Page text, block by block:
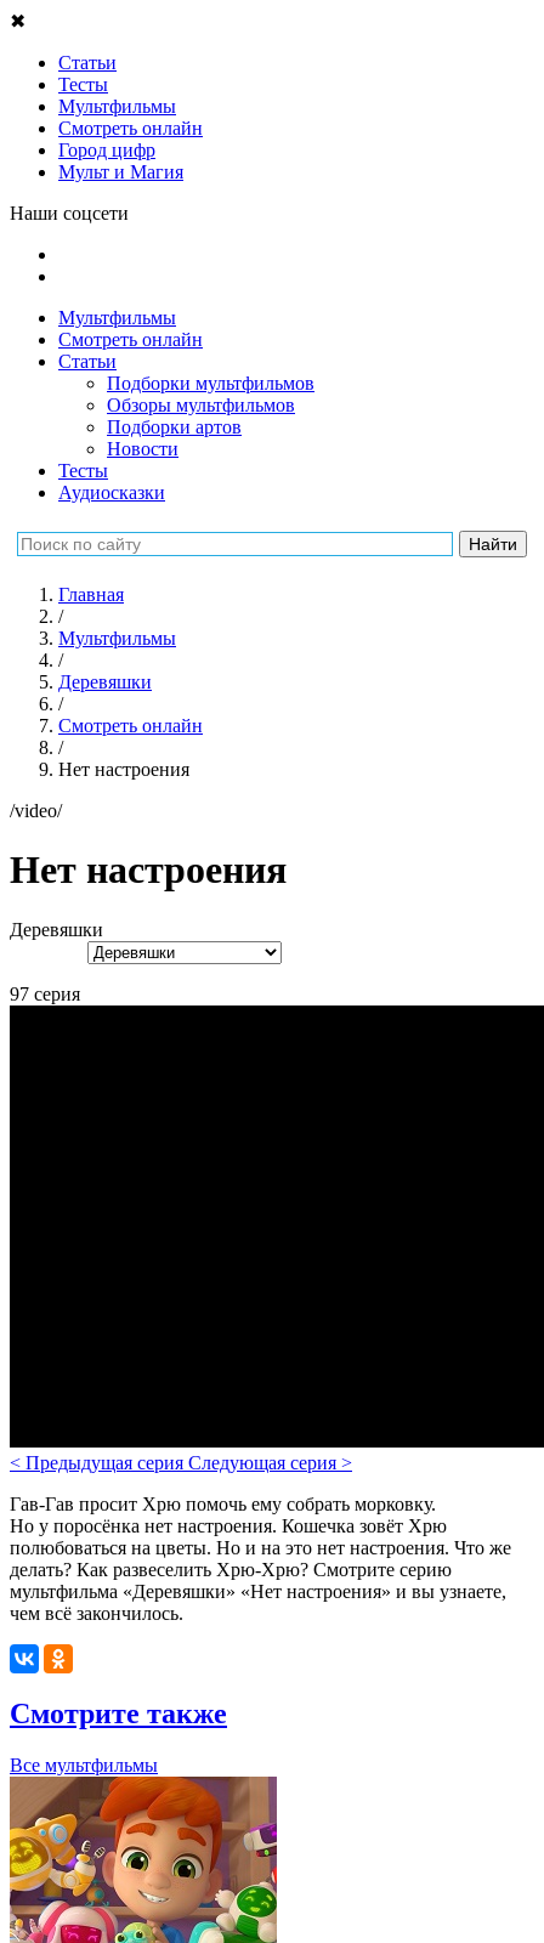
✖
Статьи
Тесты
Мультфильмы
Смотреть онлайн
Город цифр
Мульт и Магия
Наши соцсети
Мультфильмы
Смотреть онлайн
Статьи
Подборки мультфильмов
Обзоры мультфильмов
Подборки артов
Новости
Тесты
Аудиосказки
Главная
/
Мультфильмы
/
Деревяшки
/
Смотреть онлайн
/
Нет настроения
/video/
Нет настроения
Деревяшки
97 серия
< Предыдущая серия Следующая серия >
Гав-Гав просит Хрю помочь ему собрать морковку.
Но у поросёнка нет настроения. Кошечка зовёт Хрю
полюбоваться на цветы. Но и на это нет настроения. Что же
делать? Как развеселить Хрю-Хрю? Смотрите серию
мультфильма «Деревяшки» «Нет настроения» и вы узнаете,
чем всё закончилось.
Смотрите также
Все мультфильмы